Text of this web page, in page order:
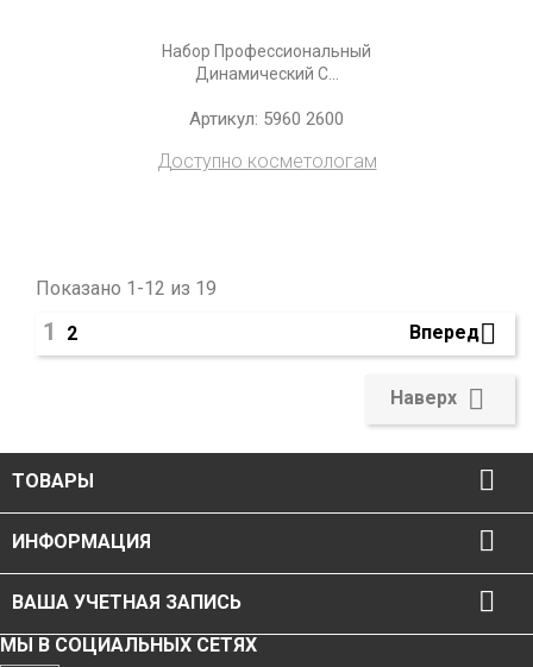
Набор Профессиональный
Динамический С...
Артикул: 5960 2600
Доступно косметологам
Показано 1-12 из 19
1 2 Вперед
Наверх 
ТОВАРЫ 
ИНФОРМАЦИЯ 
ВАША УЧЕТНАЯ ЗАПИСЬ 
МЫ В СОЦИАЛЬНЫХ СЕТЯХ